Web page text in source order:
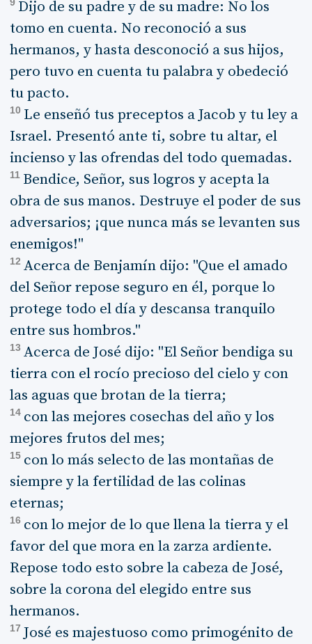
9 Dijo de su padre y de su madre: No los
tomo en cuenta. No reconoció a sus
hermanos, y hasta desconoció a sus hijos,
pero tuvo en cuenta tu palabra y obedeció
tu pacto.
10 Le enseñó tus preceptos a Jacob y tu ley a
Israel. Presentó ante ti, sobre tu altar, el
incienso y las ofrendas del todo quemadas.
11 Bendice, Señor, sus logros y acepta la
obra de sus manos. Destruye el poder de sus
adversarios; ¡que nunca más se levanten sus
enemigos!"
12 Acerca de Benjamín dijo: "Que el amado
del Señor repose seguro en él, porque lo
protege todo el día y descansa tranquilo
entre sus hombros."
13 Acerca de José dijo: "El Señor bendiga su
tierra con el rocío precioso del cielo y con
las aguas que brotan de la tierra;
14 con las mejores cosechas del año y los
mejores frutos del mes;
15 con lo más selecto de las montañas de
siempre y la fertilidad de las colinas
eternas;
16 con lo mejor de lo que llena la tierra y el
favor del que mora en la zarza ardiente.
Repose todo esto sobre la cabeza de José,
sobre la corona del elegido entre sus
hermanos.
17 José es majestuoso como primogénito de